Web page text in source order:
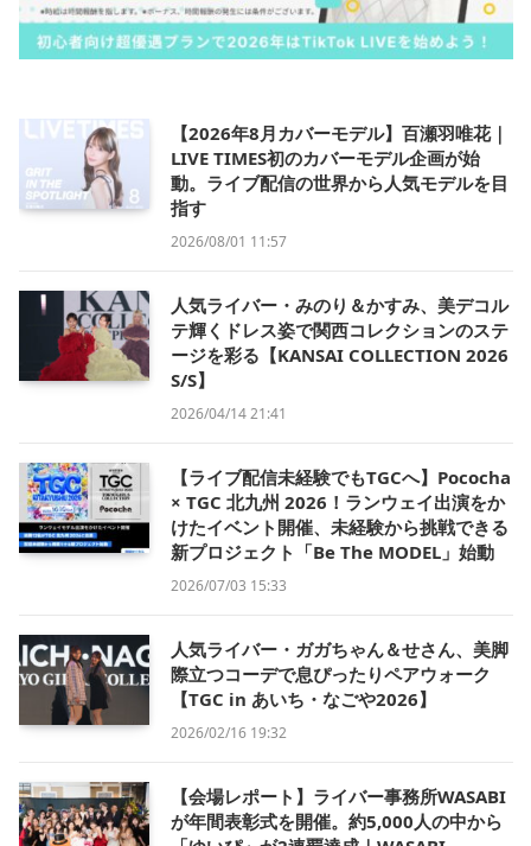
【2026年8月カバーモデル】百瀬羽唯花｜
LIVE TIMES初のカバーモデル企画が始
動。ライブ配信の世界から人気モデルを目
指す
2026/08/01 11:57
人気ライバー・みのり＆かすみ、美デコル
テ輝くドレス姿で関西コレクションのステ
ージを彩る【KANSAI COLLECTION 2026
S/S】
2026/04/14 21:41
【ライブ配信未経験でもTGCへ】Pococha
× TGC 北九州 2026！ランウェイ出演をか
けたイベント開催、未経験から挑戦できる
新プロジェクト「Be The MODEL」始動
2026/07/03 15:33
人気ライバー・ガガちゃん＆せさん、美脚
際立つコーデで息ぴったりペアウォーク
【TGC in あいち・なごや2026】
2026/02/16 19:32
【会場レポート】ライバー事務所WASABI
が年間表彰式を開催。約5,000人の中から